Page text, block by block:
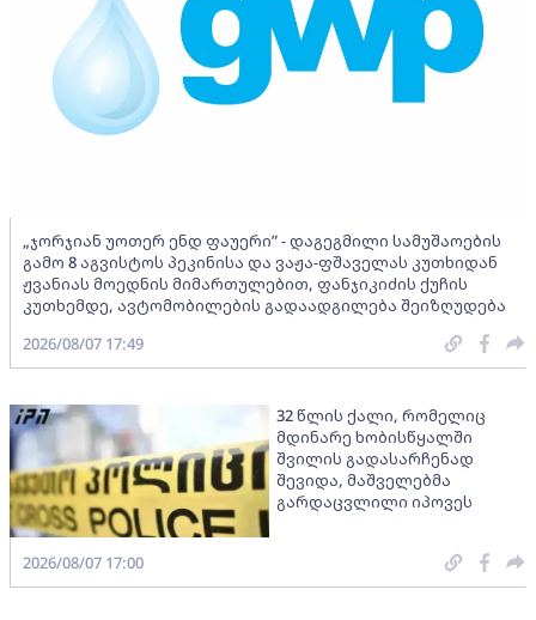
„ჯორჯიან უოთერ ენდ ფაუერი” - დაგეგმილი სამუშაოების
გამო 8 აგვისტოს პეკინისა და ვაჟა-ფშაველას კუთხიდან
ჟვანიას მოედნის მიმართულებით, ფანჯიკიძის ქუჩის
კუთხემდე, ავტომობილების გადაადგილება შეიზღუდება
2026/08/07 17:49
32 წლის ქალი, რომელიც
მდინარე ხობისწყალში
შვილის გადასარჩენად
შევიდა, მაშველებმა
გარდაცვლილი იპოვეს
2026/08/07 17:00